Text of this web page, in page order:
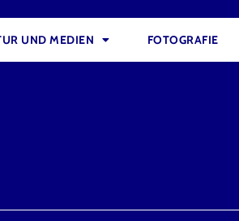
UND MEDIEN FOTOGRAFIE